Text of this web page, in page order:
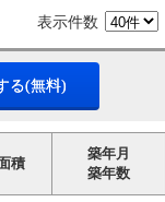
表示件数
る(無料)
積
築年月
築年数